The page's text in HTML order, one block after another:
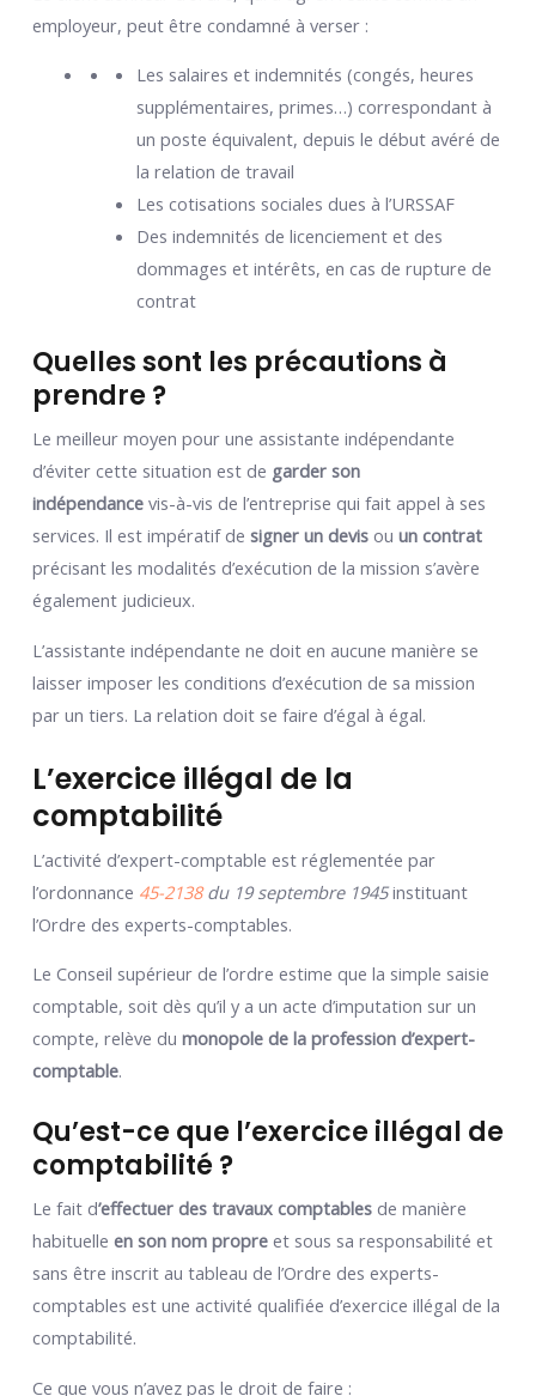
employeur, peut être condamné à verser :
Les salaires et indemnités (congés, heures
supplémentaires, primes…) correspondant à
un poste équivalent, depuis le début avéré de
la relation de travail
Les cotisations sociales dues à l’URSSAF
Des indemnités de licenciement et des
dommages et intérêts, en cas de rupture de
contrat
Quelles sont les précautions à
prendre ?
Le meilleur moyen pour une assistante indépendante
d’éviter cette situation est de garder son
indépendancevis-à-vis de l’entreprise qui fait appel à ses
services. Il est impératif de signer un devis ou un contrat
précisant les modalités d’exécution de la mission s’avère
également judicieux.
L’assistante indépendante ne doit en aucune manière se
laisser imposer les conditions d’exécution de sa mission
par un tiers. La relation doit se faire d’égal à égal.
L’exercice illégal de la
comptabilité
L’activité d’expert-comptable est réglementée par
l’ordonnance 45-2138du 19 septembre 1945instituant
l’Ordre des experts-comptables.
Le Conseil supérieur de l’ordre estime que la simple saisie
comptable, soit dès qu’il y a un acte d’imputation sur un
compte, relève du monopole de la profession d’expert-
comptable.
Qu’est-ce que l’exercice illégal de
comptabilité ?
Le fait d’effectuer des travaux comptablesde manière
habituelle en son nom propreet sous sa responsabilité et
sans être inscrit au tableau de l’Ordre des experts-
comptables est une activité qualifiée d’exercice illégal de la
comptabilité.
Ce que vous n’avez pas le droit de faire :